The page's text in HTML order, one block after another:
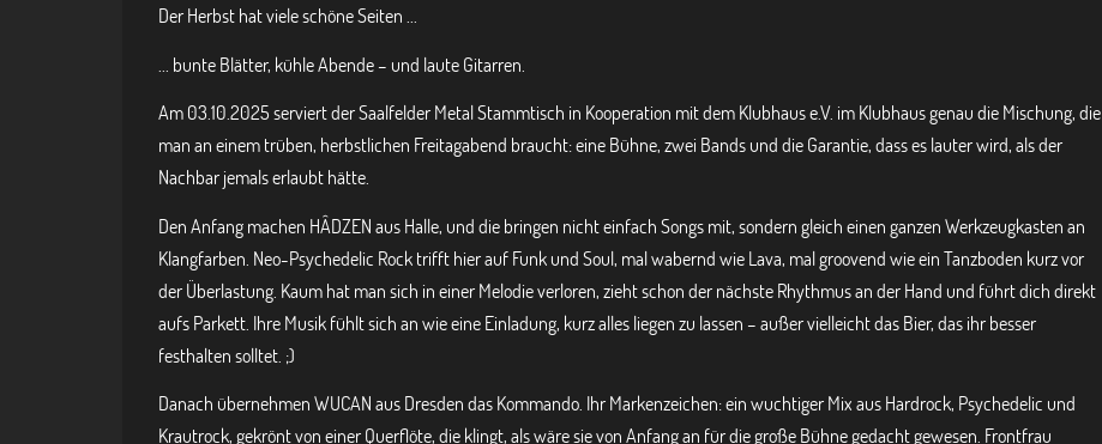
Der Herbst hat viele schöne Seiten ...
... bunte Blätter, kühle Abende – und laute Gitarren.
Am 03.10.2025 serviert der Saalfelder Metal Stammtisch in Kooperation mit dem Klubhaus e.V. im Klubhaus genau die Mischung, die
man an einem trüben, herbstlichen Freitagabend braucht: eine Bühne, zwei Bands und die Garantie, dass es lauter wird, als der
Nachbar jemals erlaubt hätte.
Den Anfang machen HÂDZEN aus Halle, und die bringen nicht einfach Songs mit, sondern gleich einen ganzen Werkzeugkasten an
Klangfarben. Neo-Psychedelic Rock trifft hier auf Funk und Soul, mal wabernd wie Lava, mal groovend wie ein Tanzboden kurz vor
der Überlastung. Kaum hat man sich in einer Melodie verloren, zieht schon der nächste Rhythmus an der Hand und führt dich direkt
aufs Parkett. Ihre Musik fühlt sich an wie eine Einladung, kurz alles liegen zu lassen – außer vielleicht das Bier, das ihr besser
festhalten solltet. ;)
Danach übernehmen WUCAN aus Dresden das Kommando. Ihr Markenzeichen: ein wuchtiger Mix aus Hardrock, Psychedelic und
Krautrock, gekrönt von einer Querflöte, die klingt, als wäre sie von Anfang an für die große Bühne gedacht gewesen. Frontfrau